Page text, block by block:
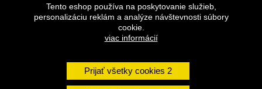
Tento eshop používa na poskytovanie služieb,
personalizáciu reklám a analýze návštevnosti súbory
cookie.
viac informácií
Prijať všetky cookies
Pôvodná cena 24,90 € s DPH
Dostupnosť: Skladom na predajni